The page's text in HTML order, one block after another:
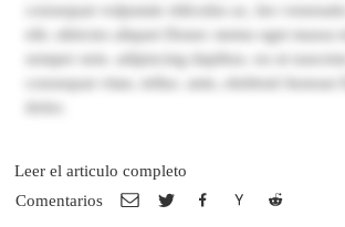
consequat vulputate ridiculus ac, leo
elit. ultricies aliquet Donec metus eget massa
semper sem. adipiscing dapibus. eu ut
consequat vitae, tellus. ante, eleifend Aenean
Comentarios
Leer el articulo completo